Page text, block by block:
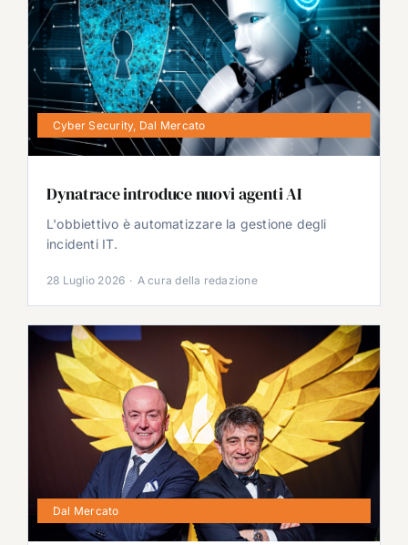
Cyber Security, Dal Mercato
Dynatrace introduce nuovi agenti AI
L'obbiettivo è automatizzare la gestione degli
incidenti IT.
28 Luglio 2026 · A cura della redazione
Dal Mercato